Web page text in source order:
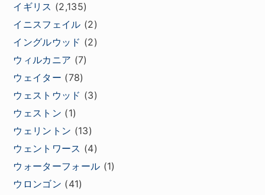
イギリス (2,135)
イニスフェイル (2)
イングルウッド (2)
ウィルカニア (7)
ウェイター (78)
ウェストウッド (3)
ウェストン (1)
ウェリントン (13)
ウェントワース (4)
ウォーターフォール (1)
ウロンゴン (41)